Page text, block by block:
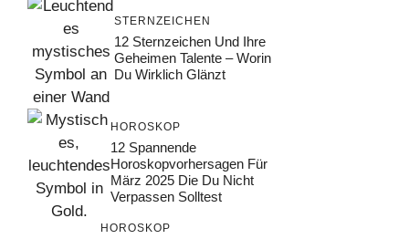
STERNZEICHEN
12 Sternzeichen Und Ihre
Geheimen Talente – Worin
Du Wirklich Glänzt
HOROSKOP
12 Spannende
Horoskopvorhersagen Für
März 2025 Die Du Nicht
Verpassen Solltest
HOROSKOP